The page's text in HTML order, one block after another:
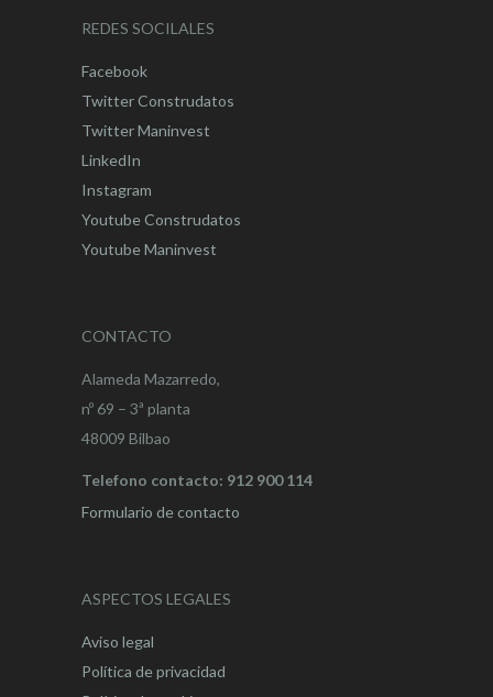
REDES SOCILALES
Facebook
Twitter Construdatos
Twitter Maninvest
LinkedIn
Instagram
Youtube Construdatos
Youtube Maninvest
CONTACTO
Alameda Mazarredo,
nº 69 – 3ª planta
48009 Bilbao
Telefono contacto: 912 900 114
Formulario de contacto
ASPECTOS LEGALES
Aviso legal
Política de privacidad